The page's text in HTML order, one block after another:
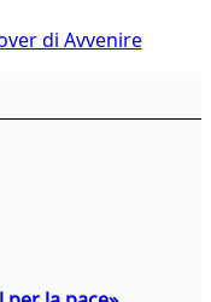
di Avvenire